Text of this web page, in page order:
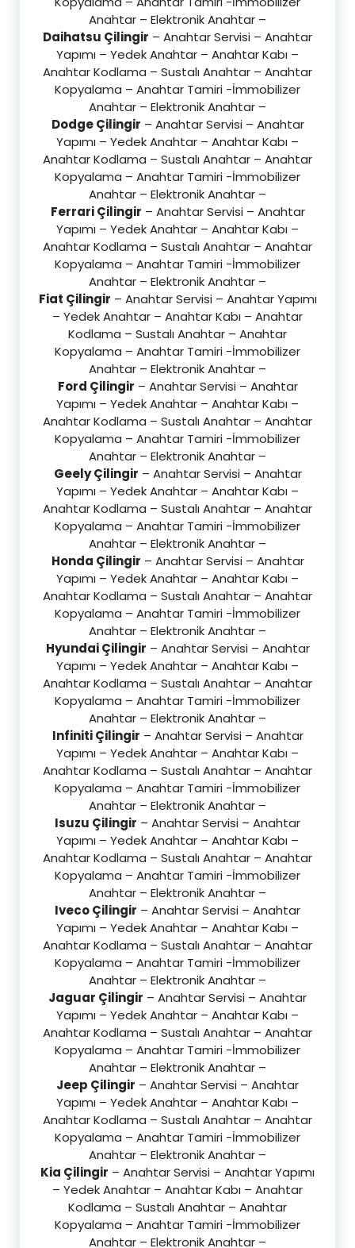
Anahtar – Elektronik Anahtar –
Daihatsu Çilingir – Anahtar Servisi – Anahtar
Yapımı – Yedek Anahtar – Anahtar Kabı –
Anahtar Kodlama – Sustalı Anahtar – Anahtar
Kopyalama – Anahtar Tamiri -İmmobilizer
Anahtar – Elektronik Anahtar –
Dodge Çilingir – Anahtar Servisi – Anahtar
Yapımı – Yedek Anahtar – Anahtar Kabı –
Anahtar Kodlama – Sustalı Anahtar – Anahtar
Kopyalama – Anahtar Tamiri -İmmobilizer
Anahtar – Elektronik Anahtar –
Ferrari Çilingir – Anahtar Servisi – Anahtar
Yapımı – Yedek Anahtar – Anahtar Kabı –
Anahtar Kodlama – Sustalı Anahtar – Anahtar
Kopyalama – Anahtar Tamiri -İmmobilizer
Anahtar – Elektronik Anahtar –
Fiat Çilingir – Anahtar Servisi – Anahtar Yapımı
– Yedek Anahtar – Anahtar Kabı – Anahtar
Kodlama – Sustalı Anahtar – Anahtar
Kopyalama – Anahtar Tamiri -İmmobilizer
Anahtar – Elektronik Anahtar –
Ford Çilingir – Anahtar Servisi – Anahtar
Yapımı – Yedek Anahtar – Anahtar Kabı –
Anahtar Kodlama – Sustalı Anahtar – Anahtar
Kopyalama – Anahtar Tamiri -İmmobilizer
Anahtar – Elektronik Anahtar –
Geely Çilingir – Anahtar Servisi – Anahtar
Yapımı – Yedek Anahtar – Anahtar Kabı –
Anahtar Kodlama – Sustalı Anahtar – Anahtar
Kopyalama – Anahtar Tamiri -İmmobilizer
Anahtar – Elektronik Anahtar –
Honda Çilingir – Anahtar Servisi – Anahtar
Yapımı – Yedek Anahtar – Anahtar Kabı –
Anahtar Kodlama – Sustalı Anahtar – Anahtar
Kopyalama – Anahtar Tamiri -İmmobilizer
Anahtar – Elektronik Anahtar –
Hyundai Çilingir – Anahtar Servisi – Anahtar
Yapımı – Yedek Anahtar – Anahtar Kabı –
Anahtar Kodlama – Sustalı Anahtar – Anahtar
Kopyalama – Anahtar Tamiri -İmmobilizer
Anahtar – Elektronik Anahtar –
Infiniti Çilingir – Anahtar Servisi – Anahtar
Yapımı – Yedek Anahtar – Anahtar Kabı –
Anahtar Kodlama – Sustalı Anahtar – Anahtar
Kopyalama – Anahtar Tamiri -İmmobilizer
Anahtar – Elektronik Anahtar –
Isuzu Çilingir – Anahtar Servisi – Anahtar
Yapımı – Yedek Anahtar – Anahtar Kabı –
Anahtar Kodlama – Sustalı Anahtar – Anahtar
Kopyalama – Anahtar Tamiri -İmmobilizer
Anahtar – Elektronik Anahtar –
Iveco Çilingir – Anahtar Servisi – Anahtar
Yapımı – Yedek Anahtar – Anahtar Kabı –
Anahtar Kodlama – Sustalı Anahtar – Anahtar
Kopyalama – Anahtar Tamiri -İmmobilizer
Anahtar – Elektronik Anahtar –
Jaguar Çilingir – Anahtar Servisi – Anahtar
Yapımı – Yedek Anahtar – Anahtar Kabı –
Anahtar Kodlama – Sustalı Anahtar – Anahtar
Kopyalama – Anahtar Tamiri -İmmobilizer
Anahtar – Elektronik Anahtar –
Jeep Çilingir – Anahtar Servisi – Anahtar
Yapımı – Yedek Anahtar – Anahtar Kabı –
Anahtar Kodlama – Sustalı Anahtar – Anahtar
Kopyalama – Anahtar Tamiri -İmmobilizer
Anahtar – Elektronik Anahtar –
Kia Çilingir – Anahtar Servisi – Anahtar Yapımı
– Yedek Anahtar – Anahtar Kabı – Anahtar
Kodlama – Sustalı Anahtar – Anahtar
Kopyalama – Anahtar Tamiri -İmmobilizer
Anahtar – Elektronik Anahtar –